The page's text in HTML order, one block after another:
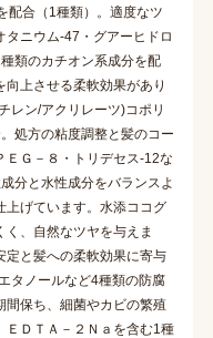
配合（1種類）。適度なツ
タニウム-47・グアーヒドロ
類のカチオン系成分を配
上させる柔軟効果があり
レン/アクリレーツ)コポリ
処方の粘度調整と髪のコー
ＥＧ－８・トリデセス-12な
分と水性成分をバランスよ
上げています。水添ココグ
、自然なツヤを与えま
定と髪への柔軟効果に寄与
タノールなど4種類の防腐
保ち、細菌やカビの繁殖
ＥＤＴＡ－２Ｎａを含む1種